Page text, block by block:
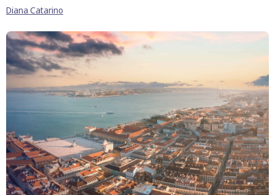
Diana Catarino